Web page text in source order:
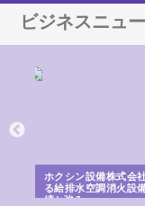
ビジネスニュ
ホクシン設備株式会
る給排水空調消火設
績と強み